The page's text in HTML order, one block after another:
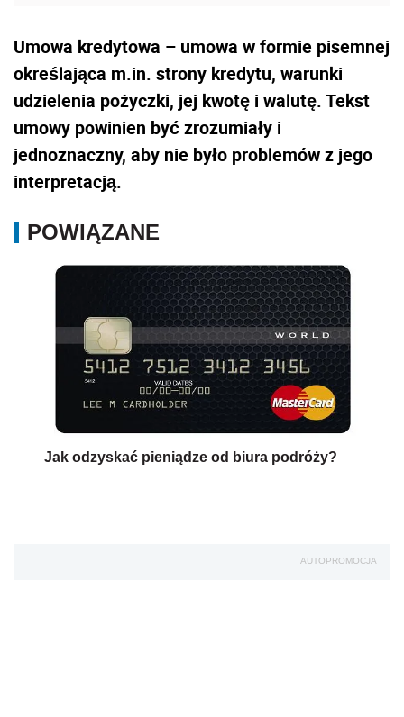
Umowa kredytowa – umowa w formie pisemnej
określająca m.in. strony kredytu, warunki
udzielenia pożyczki, jej kwotę i walutę. Tekst
umowy powinien być zrozumiały i
jednoznaczny, aby nie było problemów z jego
interpretacją.
POWIĄZANE
Jak odzyskać pieniądze od biura podróży?
AUTOPROMOCJA